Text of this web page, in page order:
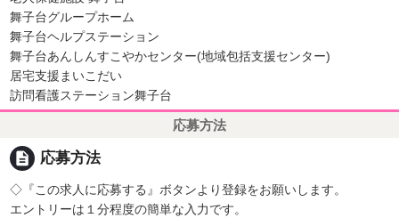
舞子台グループホーム
舞子台ヘルプステーション
舞子台あんしんすこやかセンター(地域包括支援センター)
居宅支援まいこだい
訪問看護ステーション舞子台
応募方法
description 応募方法
◇『この求人に応募する』ボタンより登録をお願いします。
エントリーは１分程度の簡単な入力です。